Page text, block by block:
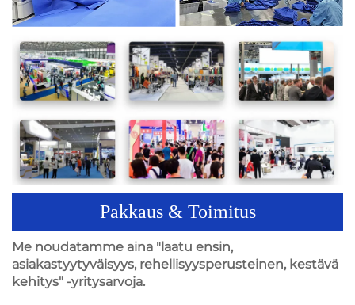
Pakkaus & Toimitus
Me noudatamme aina "laatu ensin,
asiakastyytyväisyys, rehellisyysperusteinen, kestävä
kehitys" -yritysarvoja.